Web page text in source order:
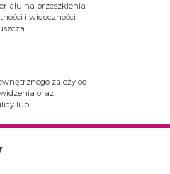
na przeszklenia
i widoczności
zależy od
oraz
lub...